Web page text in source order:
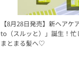
【8月28日発売】新ヘアケ
to（スルッと）」誕生！忙
まとまる髪へ♡